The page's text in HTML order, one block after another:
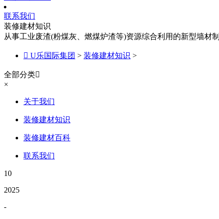
联系我们
装修建材知识
从事工业废渣(粉煤灰、燃煤炉渣等)资源综合利用的新型墙材
 U乐国际集团 > 装修建材知识 >
全部分类
×
关于我们
装修建材知识
装修建材百科
联系我们
10
2025
-